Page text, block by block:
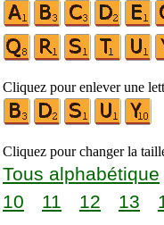
Cliquez pour enlever une
Cliquez pour changer la
Tous alphabétique
10
11 12 13